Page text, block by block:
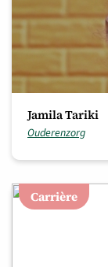
Jamila Tariki
Ouderenzorg
Carrière